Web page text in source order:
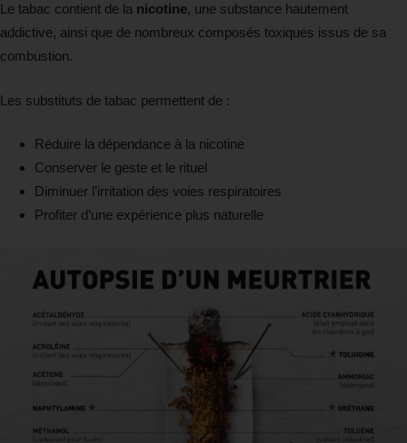
Le tabac contient de la nicotine, une substance hautement
addictive, ainsi que de nombreux composés toxiques issus de sa
combustion.
Les substituts de tabac permettent de :
Réduire la dépendance à la nicotine
Conserver le geste et le rituel
Diminuer l’irritation des voies respiratoires
Profiter d’une expérience plus naturelle